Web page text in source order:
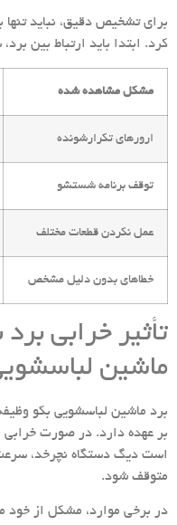
برای تشخیص دقیق، نباید
کرد. ابتدا باید ارتباط بین
مشکل مشاهده شده
ارورهای تکرارشونده
توقف برنامه شستشو
عمل نکردن قطعات مختلف
خطاهای بدون دلیل مشخص
تأثیر خرابی
ماشین
برد ماشین لباسشویی بکو
بر عهده دارد. در صورت
است دیگ دستگاه نچرخد،
متوقف شود.
در برخی موارد، مشکل از خود